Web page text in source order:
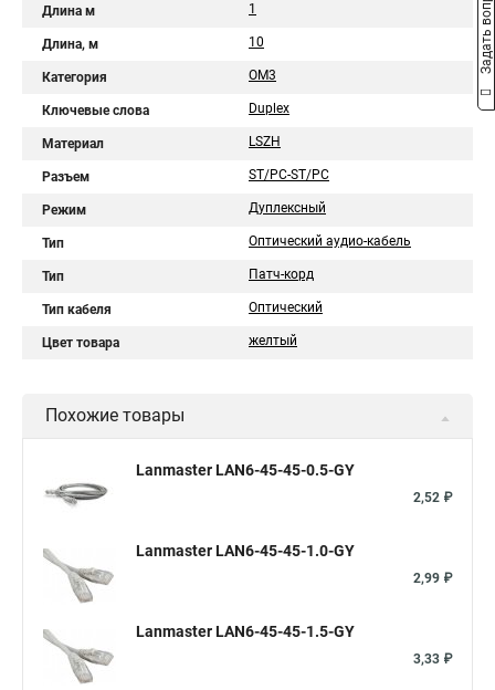
Длина м 1
Длина, м 10
Категория OM3
Ключевые слова Duplex
Материал LSZH
Разъем ST/PC-ST/PC
Режим Дуплексный
Тип Оптический аудио-кабель
Тип Патч-корд
Тип кабеля Оптический
Цвет товара желтый
Похожие товары
Lanmaster LAN6-45-45-0.5-GY
2,52 ₽
Lanmaster LAN6-45-45-1.0-GY
2,99 ₽
Lanmaster LAN6-45-45-1.5-GY
3,33 ₽
Задать вопрос